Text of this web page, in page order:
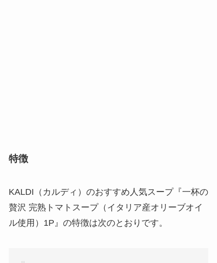
特徴
KALDI（カルディ）のおすすめ人気スープ『一杯の
贅沢 完熟トマトスープ（イタリア産オリーブオイ
ル使用）1P』の特徴は次のとおりです。